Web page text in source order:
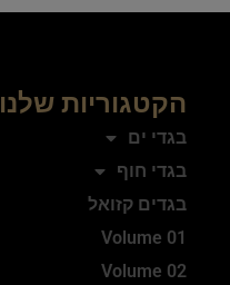
הקטגוריות שלנו
בגדי ים
בגדי חוף
בגדים קזואל
Volume 01
Volume 02